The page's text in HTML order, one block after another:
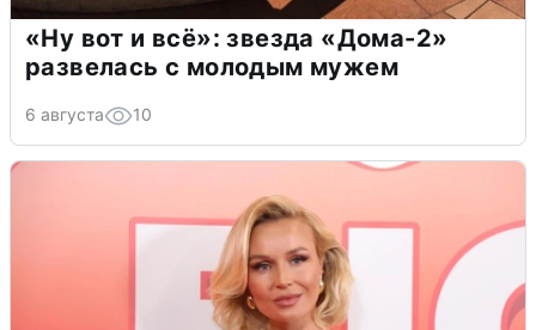
«Ну вот и всё»: звезда «Дома-2»
развелась с молодым мужем
6 августа 10